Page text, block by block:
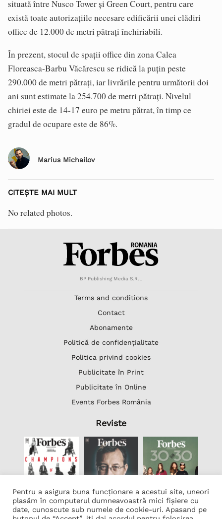
situată între Nusco Tower și Green Court, pentru care
există toate autorizațiile necesare edificării unei clădiri
office de 12.000 de metri pătrați închiriabili.
În prezent, stocul de spații office din zona Calea
Floreasca-Barbu Văcărescu se ridică la puțin peste
290.000 de metri pătrați, iar livrările pentru următorii doi
ani sunt estimate la 254.700 de metri pătrați. Nivelul
chiriei este de 14-17 euro pe metru pătrat, în timp ce
gradul de ocupare este de 86%.
Marius Michailov
CITEȘTE MAI MULT
No related photos.
BP Publishing Media S.R.L
Terms and conditions
Contact
Abonamente
Politică de confidențialitate
Politica privind cookies
Publicitate în Print
Publicitate în Online
Events Forbes România
Reviste
Pentru a asigura buna funcționare a acestui site, uneori
plasăm în computerul dumneavoastră mici fișiere cu
date, cunoscute sub numele de cookie-uri. Apasand pe